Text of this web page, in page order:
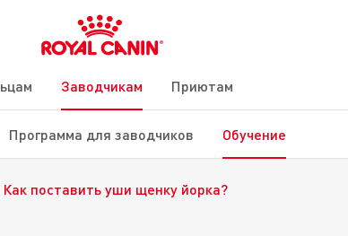
Заводчикам Приютам
Программа для заводчиков Обучение
Как поставить уши щенку йорка?